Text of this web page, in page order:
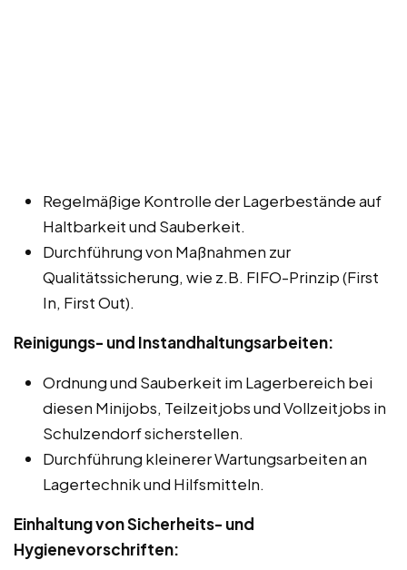
Regelmäßige Kontrolle der Lagerbestände auf
Haltbarkeit und Sauberkeit.
Durchführung von Maßnahmen zur
Qualitätssicherung, wie z.B. FIFO-Prinzip (First
In, First Out).
Reinigungs- und Instandhaltungsarbeiten:
Ordnung und Sauberkeit im Lagerbereich bei
diesen Minijobs, Teilzeitjobs und Vollzeitjobs in
Schulzendorf sicherstellen.
Durchführung kleinerer Wartungsarbeiten an
Lagertechnik und Hilfsmitteln.
Einhaltung von Sicherheits- und
Hygienevorschriften: